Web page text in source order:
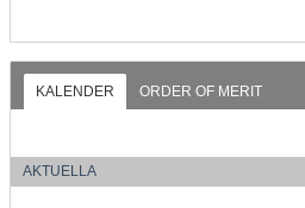
KALENDER ORDER OF MERIT
AKTUELLA